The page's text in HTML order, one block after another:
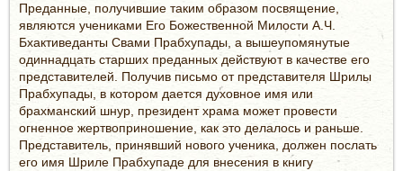
Преданные, получившие таким образом посвящение,
являются учениками Его Божественной Милости А.Ч.
Бхактиведанты Свами Прабхупады, а вышеупомянутые
одиннадцать старших преданных действуют в качестве его
представителей. Получив письмо от представителя Шрилы
Прабхупады, в котором дается духовное имя или
брахманский шнур, президент храма может провести
огненное жертвоприношение, как это делалось и раньше.
Представитель, принявший нового ученика, должен послать
его имя Шриле Прабхупаде для внесения в книгу